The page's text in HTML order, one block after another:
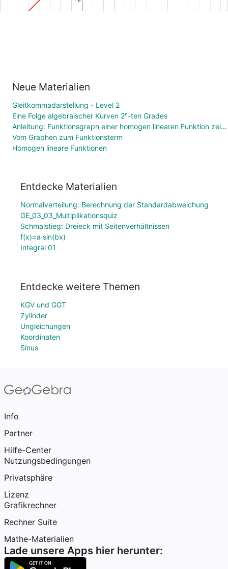
Neue Materialien
Gleitkommadarstellung - Level 2
Eine Folge algebraischer Kurven 2ⁿ-ten Grades
Anleitung: Funktionsgraph einer homogen linearen Funktion zeichnen
Vom Graphen zum Funktionsterm
Homogen lineare Funktionen
Entdecke Materialien
Normalverteilung: Berechnung der Standardabweichung
GE_03_03_Multiplikationsquiz
Schmalstieg: Dreieck mit Seitenverhältnissen
f(x)=a∙sin(bx)
Integral 01
Entdecke weitere Themen
KGV und GGT
Zylinder
Ungleichungen
Koordinaten
Sinus
Info
Partner
Hilfe-Center
Nutzungsbedingungen
Privatsphäre
Lizenz
Grafikrechner
Rechner Suite
Mathe-Materialien
Lade unsere Apps hier herunter: